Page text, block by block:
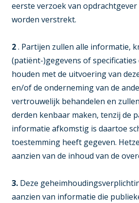
eerste verzoek van
worden verstrekt.
2. Partijen zullen alle informatie,
(patiënt-)gegevens of specificaties
houden met de uitvoering van
en/of de onderneming van de
vertrouwelijk behandelen en
derden kenbaar maken, tenzij de
informatie afkomstig is daartoe
toestemming heeft gegeven.
aanzien van de inhoud van de
3. Deze
aanzien van informatie die